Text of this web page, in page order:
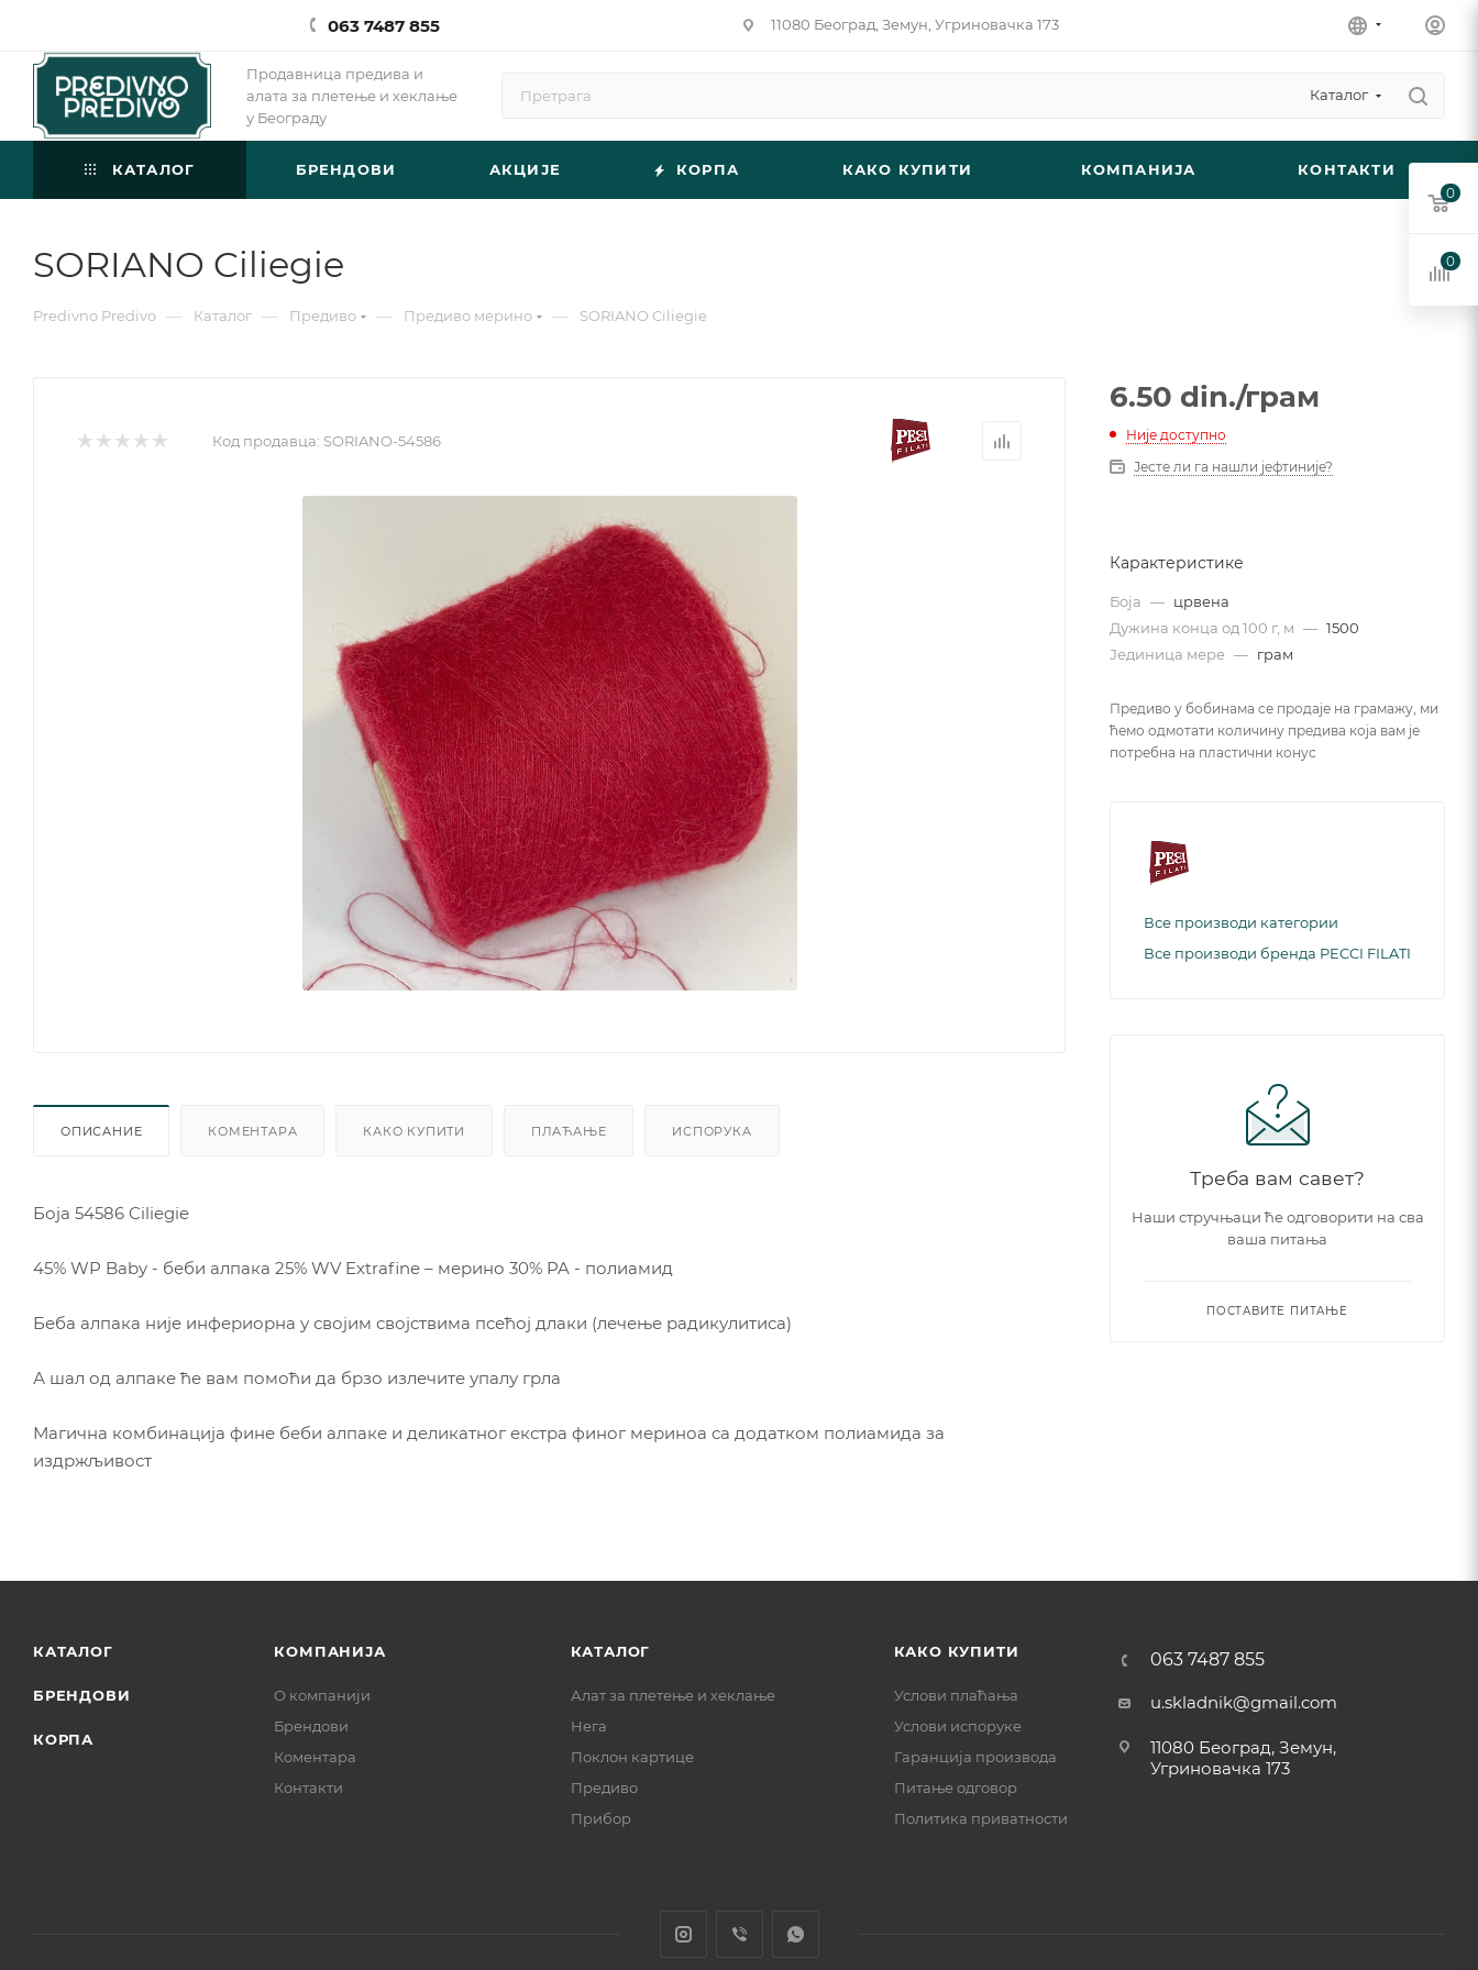
063 7487 855 11080 Београд, Земун, Угриновачка 173
Продавница предива и
алата за плетење и хеклање
у Београду
Каталог
КАТАЛОГ БРЕНДОВИ АКЦИЈЕ КОРПА КАКО КУПИТИ КОМПАНИЈА КОНТАКТИ
SORIANO Ciliegie
Predivno Predivo — Каталог — Предиво — Предиво мерино — SORIANO Ciliegie
Код продавца: SORIANO-54586
ОПИСАНИЕ КОМЕНТАРА КАКО КУПИТИ ПЛАЋАЊЕ ИСПОРУКА
Боја 54586 Ciliegie
45% WP Baby - беби алпака 25% WV Extrafine – мерино 30% PA - полиамид
Беба алпака није инфериорна у својим својствима псећој длаки (лечење радикулитиса)
А шал од алпаке ће вам помоћи да брзо излечите упалу грла
Магична комбинација фине беби алпаке и деликатног екстра финог мериноа са додатком полиамида за
издржљивост
6.50 din./грам
Није доступно
Јесте ли га нашли јефтиније?
Карактеристике
Боја — црвена
Дужина конца од 100 г, м — 1500
Јединица мере — грам
Предиво у бобинама се продаје на грамажу, ми
ћемо одмотати количину предива која вам је
потребна на пластични конус
Все производи категории
Все производи бренда PECCI FILATI
Треба вам савет?
Наши стручњаци ће одговорити на сва
ваша питања
ПОСТАВИТЕ ПИТАЊЕ
КАТАЛОГ
БРЕНДОВИ
КОРПА
КОМПАНИЈА
О компанији
Брендови
Коментара
Контакти
КАТАЛОГ
Алат за плетење и хеклање
Нега
Поклон картице
Предиво
Прибор
КАКО КУПИТИ
Услови плаћања
Услови испоруке
Гаранција производа
Питање одговор
Политика приватности
063 7487 855
u.skladnik@gmail.com
11080 Београд, Земун,
Угриновачка 173
0
0